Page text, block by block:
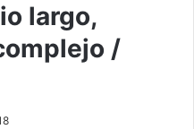
largo,
/